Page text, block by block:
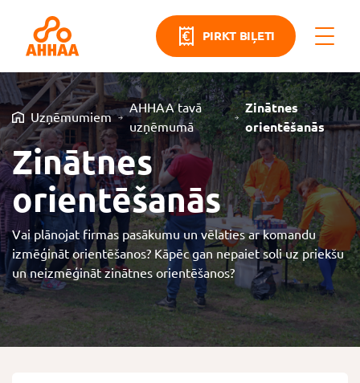
PIRKT BIĻETI
Uzņēmumiem
AHHAA tavā
uzņēmumā
Zinātnes
orientēšanās
Zinātnes
orientēšanās
Vai plānojat firmas pasākumu un vēlaties ar komandu
izmēģināt orientēšanos? Kāpēc gan nepaiet soli uz priekšu
un neizmēģināt zinātnes orientēšanos?